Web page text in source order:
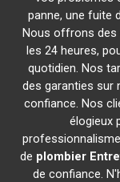
panne, une fuite
Nous offrons des
les 24 heures,
quotidien. Nos
des garanties sur
confiance. Nos
élogieux
de plombier
de confiance.